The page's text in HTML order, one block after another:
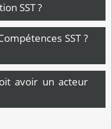
SST ?
SST ?
avoir un acteur